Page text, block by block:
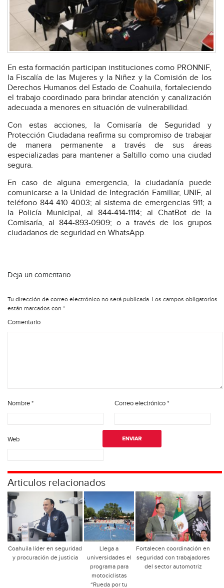
En esta formación participan instituciones como PRONNIF,
la Fiscalía de las Mujeres y la Niñez y la Comisión de los
Derechos Humanos del Estado de Coahuila, fortaleciendo
el trabajo coordinado para brindar atención y canalización
adecuada a menores en situación de vulnerabilidad.
Con estas acciones, la Comisaría de Seguridad y
Protección Ciudadana reafirma su compromiso de trabajar
de manera permanente a través de sus áreas
especializadas para mantener a Saltillo como una ciudad
segura.
En caso de alguna emergencia, la ciudadanía puede
comunicarse a la Unidad de Integración Familiar, UNIF, al
teléfono 844 410 4003; al sistema de emergencias 911; a
la Policía Municipal, al 844-414-1114; al ChatBot de la
Comisaría, al 844-893-0909; o a través de los grupos
ciudadanos de seguridad en WhatsApp.
Deja un comentario
Tu dirección de correo electrónico no será publicada. Los campos obligatorios
están marcados con *
Comentario
Nombre* Correo electrónico*
Web
Articulos relacionados
Coahuila líder en seguridad
y procuración de justicia
Llega a
universidades el
programa para
motociclistas
“Rueda por tu
Fortalecen coordinación en
seguridad con trabajadores
del sector automotriz